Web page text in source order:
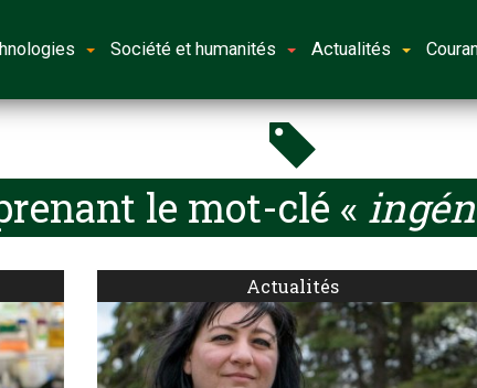
Société et humanités Actualités
le mot-clé «
Actualités